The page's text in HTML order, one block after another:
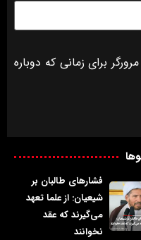
برای زمانی که دوباره
فشارهای طالبان بر
شیعیان: از علما تعهد
می‌گیرند که عقد
نخوانند